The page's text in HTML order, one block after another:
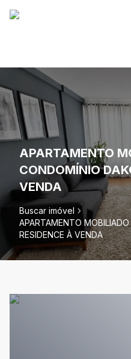
APARTAMENTO
CONDOMÍNIO
VENDA
Buscar imóvel
APARTAMENTO
RESIDENCE À VENDA